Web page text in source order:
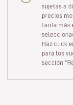
sujetas a
precios
tarifa más
Haz click
para los
sección